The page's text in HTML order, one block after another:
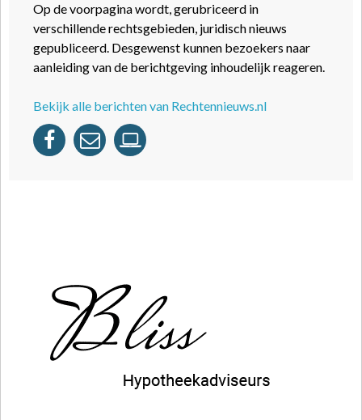
Op de voorpagina wordt, gerubriceerd in
verschillende rechtsgebieden, juridisch nieuws
gepubliceerd. Desgewenst kunnen bezoekers naar
aanleiding van de berichtgeving inhoudelijk reageren.
Bekijk alle berichten van Rechtennieuws.nl